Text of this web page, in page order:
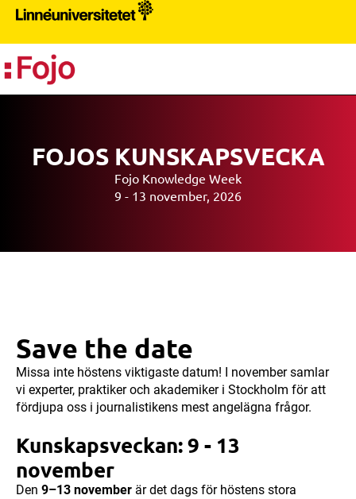
FOJOS KUNSKAPSVECKA
Fojo Knowledge Week
9 - 13 november, 2026
Save the date
Missa inte höstens viktigaste datum! I november samlar
vi experter, praktiker och akademiker i Stockholm för att
fördjupa oss i journalistikens mest angelägna frågor.
Kunskapsveckan: 9 - 13
november
Den 9–13 november är det dags för höstens stora